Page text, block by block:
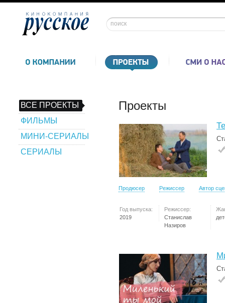
ВСЕ ПРОЕКТЫ
ФИЛЬМЫ
МИНИ-СЕРИАЛЫ
СЕРИАЛЫ
Проекты
Продюсер Режиссер Автор
Год выпуска:
2019
Режиссер:
Станислав
Назиров